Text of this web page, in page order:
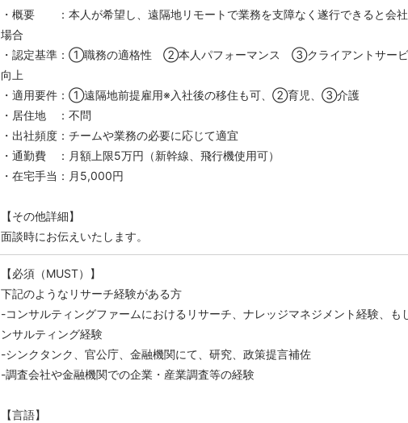
・概要 ：本人が希望し、遠隔地リモートで業務を支障なく遂行できると会
場合
・認定基準：①職務の適格性 ②本人パフォーマンス ③クライアントサービ
向上
・適用要件：①遠隔地前提雇用※入社後の移住も可、②育児、③介護
・居住地 ：不問
・出社頻度：チームや業務の必要に応じて適宜
・通勤費 ：月額上限5万円（新幹線、飛行機使用可）
・在宅手当：月5,000円
【その他詳細】
面談時にお伝えいたします。
【必須（MUST）】
下記のようなリサーチ経験がある方
-コンサルティングファームにおけるリサーチ、ナレッジマネジメント経験、も
ンサルティング経験
-シンクタンク、官公庁、金融機関にて、研究、政策提言補佐
-調査会社や金融機関での企業・産業調査等の経験
【言語】